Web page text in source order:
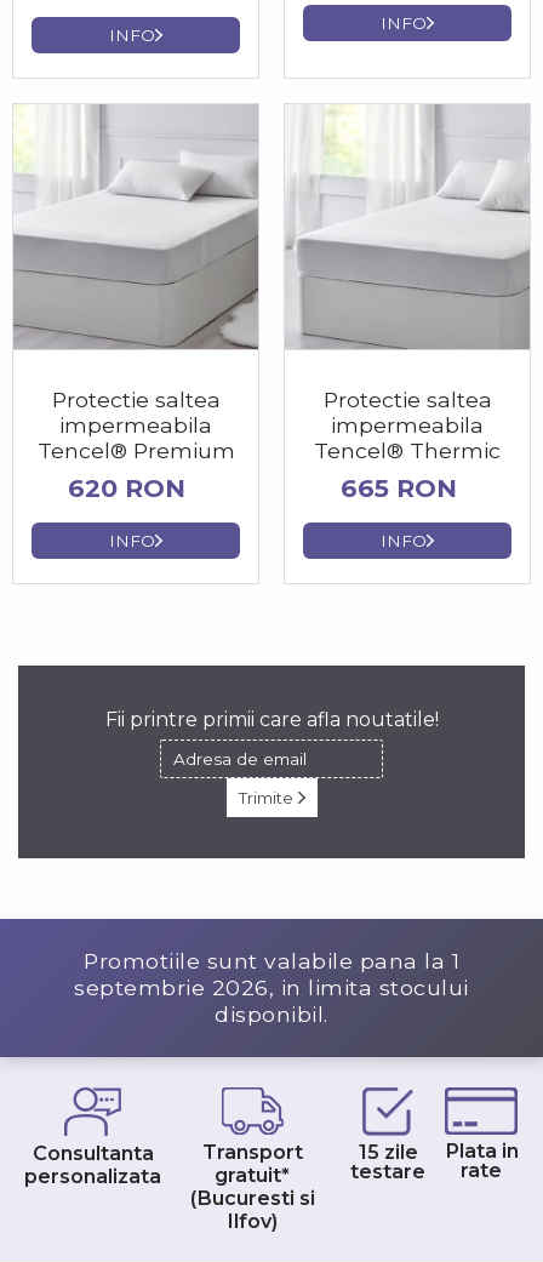
INFO
INFO
Protectie saltea
impermeabila
Tencel® Premium
620 RON
INFO
Protectie saltea
impermeabila
Tencel® Thermic
665 RON
INFO
Fii printre primii care afla noutatile!
Trimite
Promotiile sunt valabile pana la 1
septembrie 2026, in limita stocului
disponibil.
Consultanta
personalizata
Transport
gratuit*
(Bucuresti si
Ilfov)
15 zile
testare
Plata in
rate